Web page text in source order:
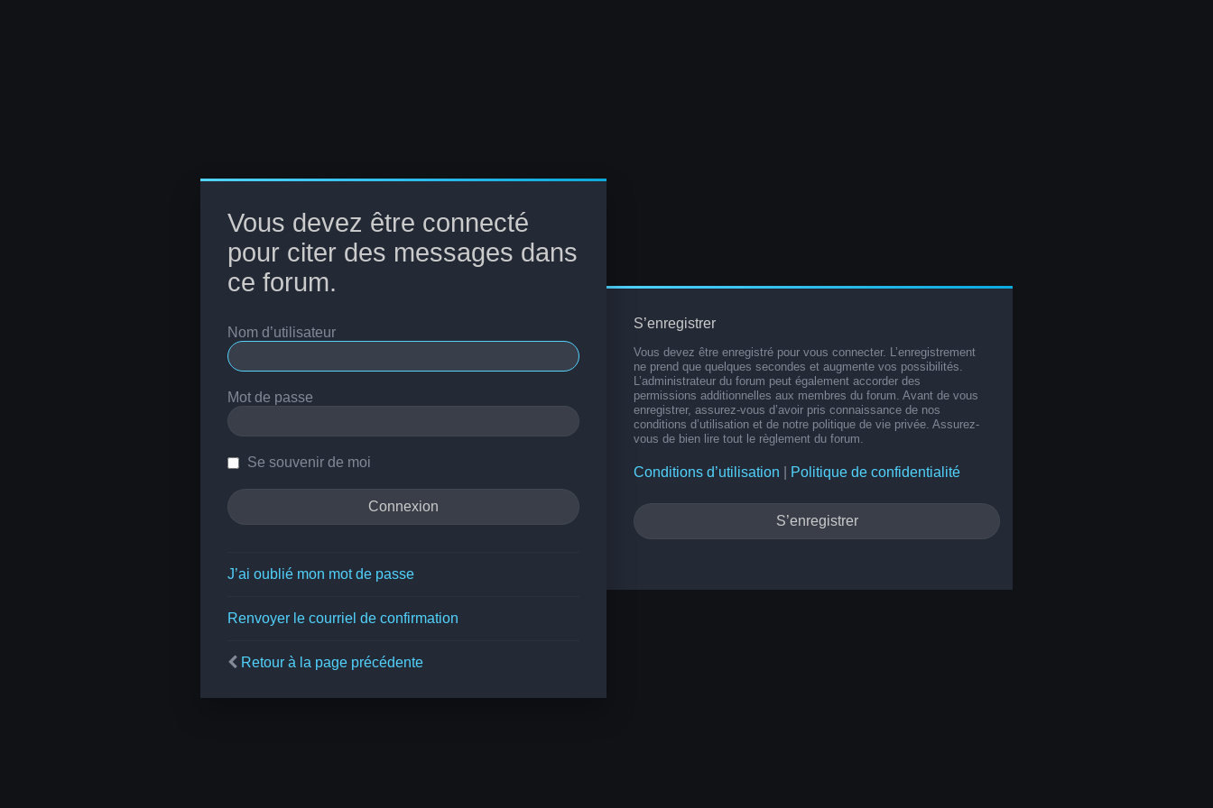
Vous devez être connecté
pour citer des messages dans
ce forum.
Nom d’utilisateur
Mot de passe
Se souvenir de moi
J’ai oublié mon mot de passe
Renvoyer le courriel de confirmation
Retour à la page précédente
S’enregistrer
Vous devez être enregistré pour vous connecter. L’enregistrement
ne prend que quelques secondes et augmente vos possibilités.
L’administrateur du forum peut également accorder des
permissions additionnelles aux membres du forum. Avant de vous
enregistrer, assurez-vous d’avoir pris connaissance de nos
conditions d’utilisation et de notre politique de vie privée. Assurez-
vous de bien lire tout le règlement du forum.
Conditions d’utilisation Politique de confidentialité
S’enregistrer